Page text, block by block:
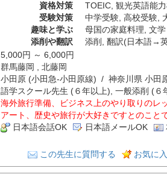
資格対策
TOEIC, 観光英語能
受験対策
中学受験, 高校受験,
趣味と学ぶ
母国の家庭料理 文学
添削や翻訳
添削 翻訳(日本語→
5,000円 ～ 6,000円
群馬藤岡 , 北藤岡
小田原 (小田急-小田原線) / 神奈川県 小田
語学スクール先生 (６年以上), 一般添削 (
海外旅行準備、ビジネス上のやり取りのレ
アート、歴史や旅行が大好きですとのことで
日本語会話OK
日本語メールOK
この先生に質問する お気に